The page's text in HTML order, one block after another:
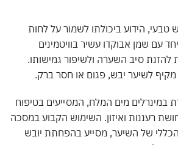
הידוע ביכולתו לשמור על לחות
שמן אבוקדו עשיר בוויטמינים
סיב השערה ולשיפור גמישותו.
לשיער יבש, פגום או חסר ברק.
מים המלח, המסייעים בטיפוח
ואיזון. השימוש הקבוע במסכה
של השיער, מסייע בהפחתת יובש